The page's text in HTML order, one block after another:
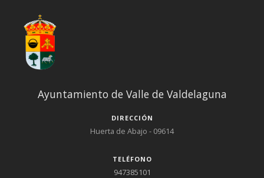
Ayuntamiento de Valle de Valdelaguna
DIRECCIÓN
Huerta de Abajo - 09614
TELÉFONO
947385101